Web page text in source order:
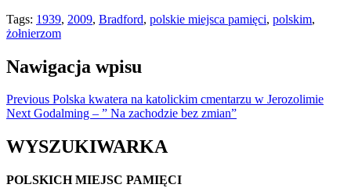
Tags: 1939, 2009, Bradford, polskie miejsca pamięci, polskim,
żołnierzom
Nawigacja wpisu
Previous Polska kwatera na katolickim cmentarzu w Jerozolimie
Next Godalming – ” Na zachodzie bez zmian”
WYSZUKIWARKA
POLSKICH MIEJSC PAMIĘCI